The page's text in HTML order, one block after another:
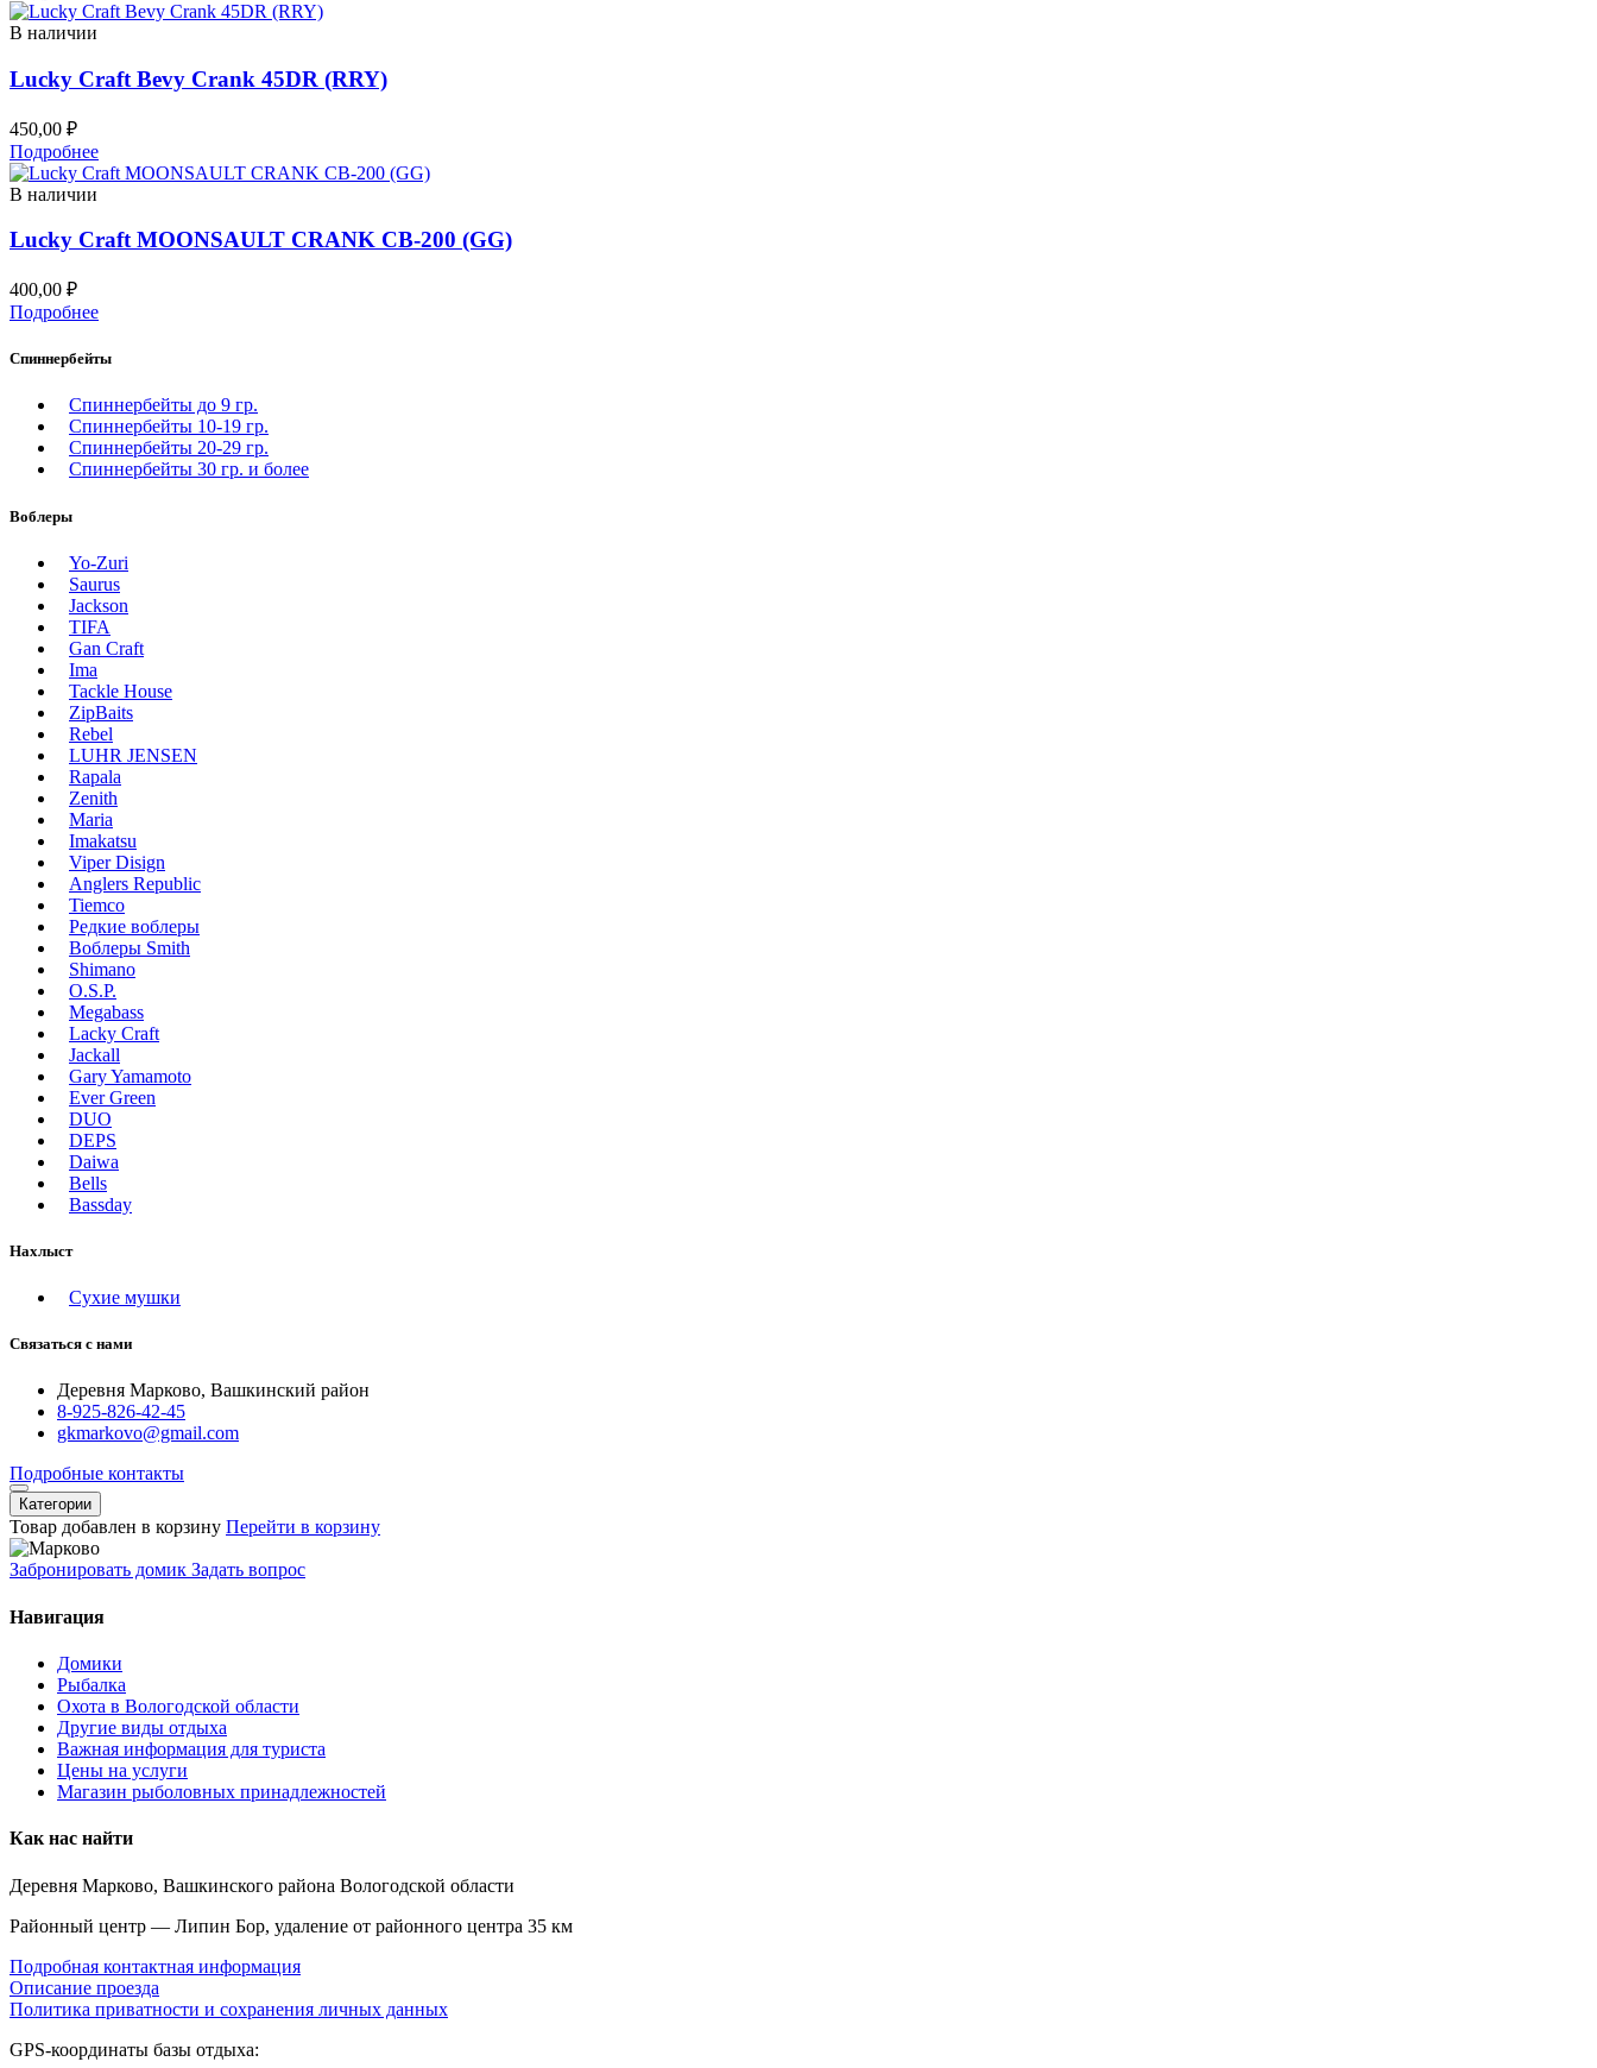
В наличии
Lucky Craft Bevy Crank 45DR (RRY)
450,00 ₽
Подробнее
В наличии
Lucky Craft MOONSAULT CRANK CB-200 (GG)
400,00 ₽
Подробнее
Спиннербейты
Спиннербейты до 9 гр.
Спиннербейты 10-19 гр.
Спиннербейты 20-29 гр.
Спиннербeйты 30 гр. и более
Воблеры
Yo-Zuri
Saurus
Jackson
TIFA
Gan Craft
Ima
Tackle House
ZipBaits
Rebel
LUHR JENSEN
Rapala
Zenith
Maria
Imakatsu
Viper Disign
Anglers Republic
Tiemco
Редкие воблеры
Воблеры Smith
Shimano
O.S.P.
Megabass
Lacky Craft
Jackall
Gary Yamamoto
Ever Green
DUO
DEPS
Daiwa
Bells
Bassday
Нахлыст
Сухие мушки
Связаться с нами
Деревня Марково, Вашкинский район
8-925-826-42-45
gkmarkovo@gmail.com
Подробные контакты
Категории
Товар добавлен в корзину Перейти в корзину
Забронировать домик Задать вопрос
Навигация
Домики
Рыбалка
Охота в Вологодской области
Другие виды отдыха
Важная информация для туриста
Цены на услуги
Магазин рыболовных принадлежностей
Как нас найти
Деревня Марково, Вашкинского района Вологодской области
Районный центр — Липин Бор, удаление от районного центра 35 км
Подробная контактная информация
Описание проезда
Политика приватности и сохранения личных данных
GPS-координаты базы отдыха: